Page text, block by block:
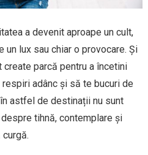
a devenit aproape un cult,
un lux sau chiar o provocare. Și
parcă pentru a încetini
adânc și să te bucuri de
astfel de destinații nu sunt
tihnă, contemplare și